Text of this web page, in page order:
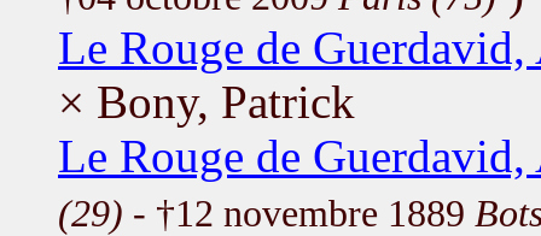
Le Rouge de Guerdavid,
× Bony, Patrick
Le Rouge de Guerdavid,
(29) - †12 novembre 1889